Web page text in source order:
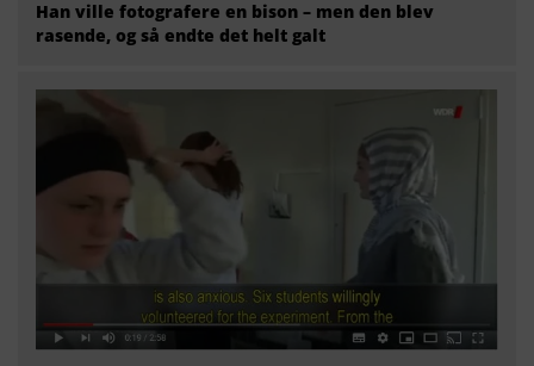
Han ville fotografere en bison – men den blev
rasende, og så endte det helt galt